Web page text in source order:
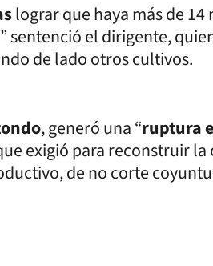
lograr que haya más de
sentenció el dirigente,
de lado otros cultivos.
, generó una “ruptura
exigió para reconstruir
de no corte